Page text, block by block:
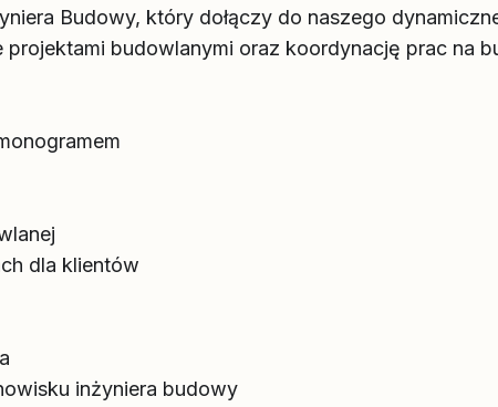
Budowy, który dołączy do naszego
budowlanymi oraz koordynację prac na
dla klientów
inżyniera budowy